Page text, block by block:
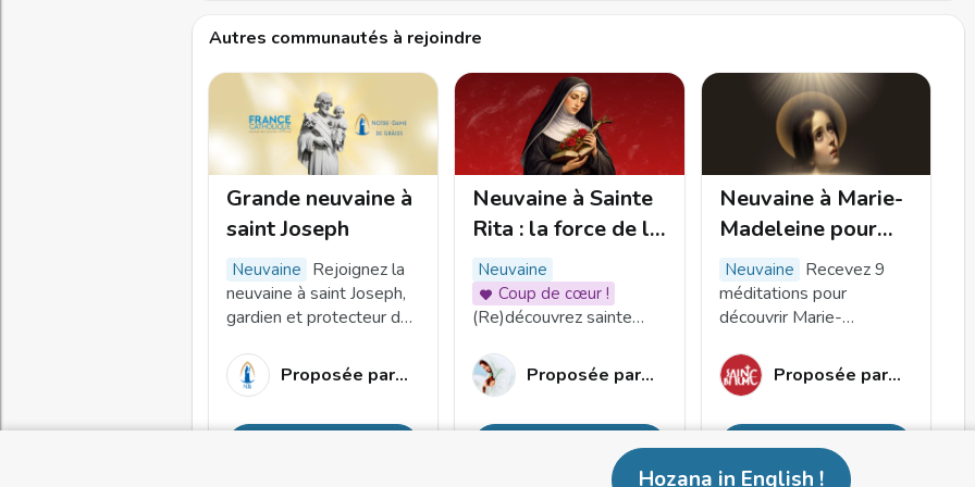
Autres communautés à rejoindre
Grande neuvaine à
saint Joseph
neuvaine Rejoignez la
neuvaine à saint Joseph,
gardien et protecteur de
ce qui vous est le plus
précieux.
Proposée par Sanctuaire Notre-Dame de Grâces de Cotignac
Neuvaine à Sainte
Rita : la force de la
confiance
neuvaine
Coup de cœur !
(Re)découvrez sainte
désespérées, et confiez-
lui vos épreuves, vos
proches à travers cette
Proposée par Chretien_rappels
Neuvaine à Marie-
Madeleine pour
aimer Jésus !
neuvaine Recevez 9
méditations pour
découvrir Marie-
conversion et son histoire
d'Amour avec Jésus.
tombez amoureux du
Proposée par
Je m'inscris
Hozana in English !